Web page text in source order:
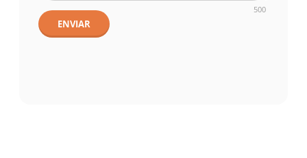
500
ENVIAR